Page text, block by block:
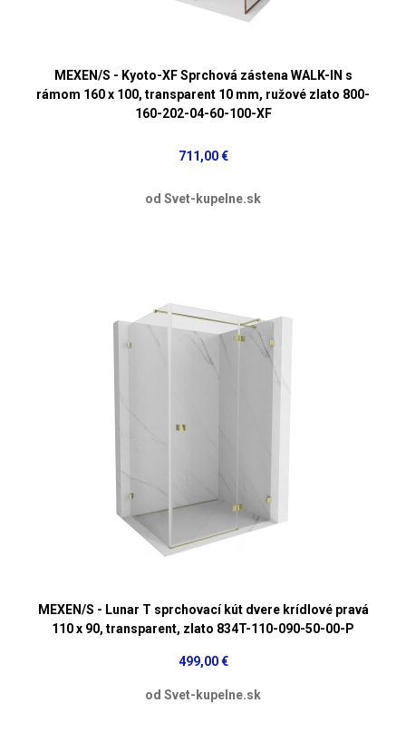
MEXEN/S - Kyoto-XF Sprchová zástena WALK-IN s
rámom 160 x 100, transparent 10 mm, ružové zlato 800-
160-202-04-60-100-XF
711,00 €
od Svet-kupelne.sk
MEXEN/S - Lunar T sprchovací kút dvere krídlové pravá
110 x 90, transparent, zlato 834T-110-090-50-00-P
499,00 €
od Svet-kupelne.sk